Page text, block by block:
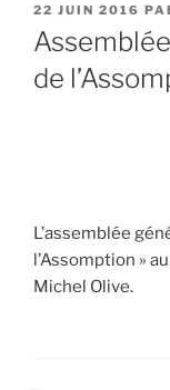
PUBLIÉ
LE
22 JUIN 2016
de
L’assemblée
l’Assomption »
Michel Olive.